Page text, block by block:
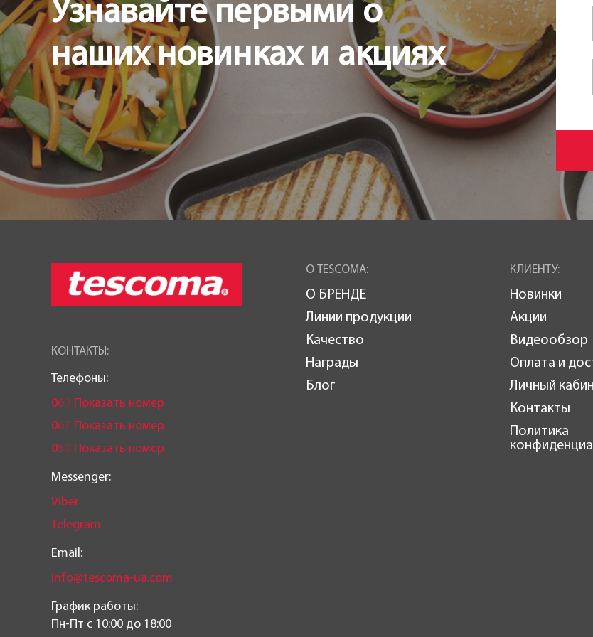
Узнавайте первыми о
наших новинках и акциях
КОНТАКТЫ:
Телефоны:
063 Показать номер
067 Показать номер
050 Показать номер
Messenger:
Viber
Telegram
Email:
info@tescoma-ua.com
График работы:
Пн-Пт c 10:00 до 18:00
О TESCOMA:
О БРЕНДЕ
Линии продукции
Качество
Награды
Блог
КЛИЕНТУ:
Новинки
Акции
Видеообзор
Оплата и
Личный
Контакты
Политика